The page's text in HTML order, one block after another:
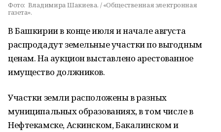
Фото: Владимира Шакиева. / «Общественная электронная
газета».
В Башкирии в конце июля и начале августа
распродадут земельные участки по выгодным
ценам. На аукцион выставлено арестованное
имущество должников.
Участки земли расположены в разных
муниципальных образованиях, в том числе в
Нефтекамске, Аскинском, Бакалинском и